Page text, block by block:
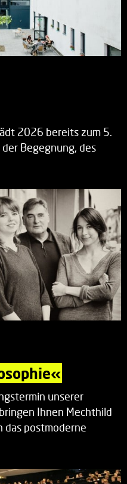
2026 bereits zum 5.
der Begegnung, des
unserer
Ihnen Mechthild
das postmoderne